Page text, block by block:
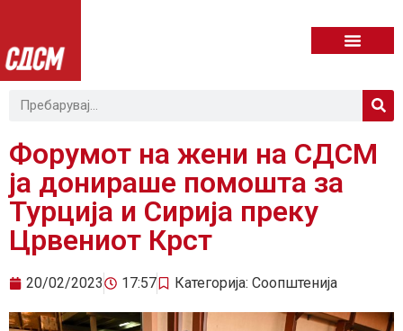
Форумот на жени на СДСМ
ја донираше помошта за
Турција и Сирија преку
Црвениот Крст
20/02/2023 17:57 Категорија: Соопштенија